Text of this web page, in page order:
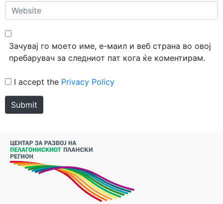
Website
Зачувај го моето име, е-маил и веб страна во овој
пребарувач за следниот пат кога ќе коментирам.
I accept the Privacy Policy
Submit